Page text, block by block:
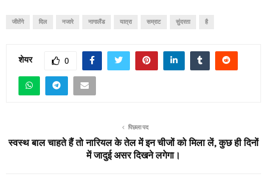
जीतेंगे दिल नजारे नागालैंड यात्रा सम्राट सुंदरता है
शेयर 0
पिछला पद
स्वस्थ बाल चाहते हैं तो नारियल के तेल में इन चीजों को मिला लें, कुछ ही दिनों
में जादुई असर दिखने लगेगा।